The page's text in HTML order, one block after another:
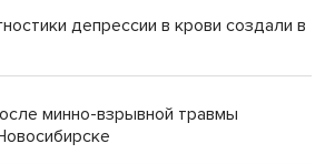
депрессии в крови создали в
минно-взрывной травмы